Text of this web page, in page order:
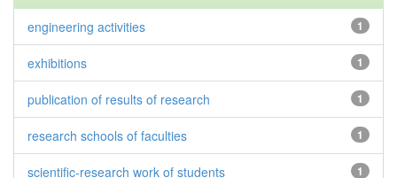
1
engineering activities
1
exhibitions
1
publication of results of research
1
research schools of faculties
1
scientific-research work of students